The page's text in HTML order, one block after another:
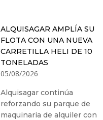
ALQUISAGAR AMPLÍA SU
FLOTA CON UNA NUEVA
CARRETILLA HELI DE 10
TONELADAS
05/08/2026
Alquisagar continúa
reforzando su parque de
maquinaria de alquiler con